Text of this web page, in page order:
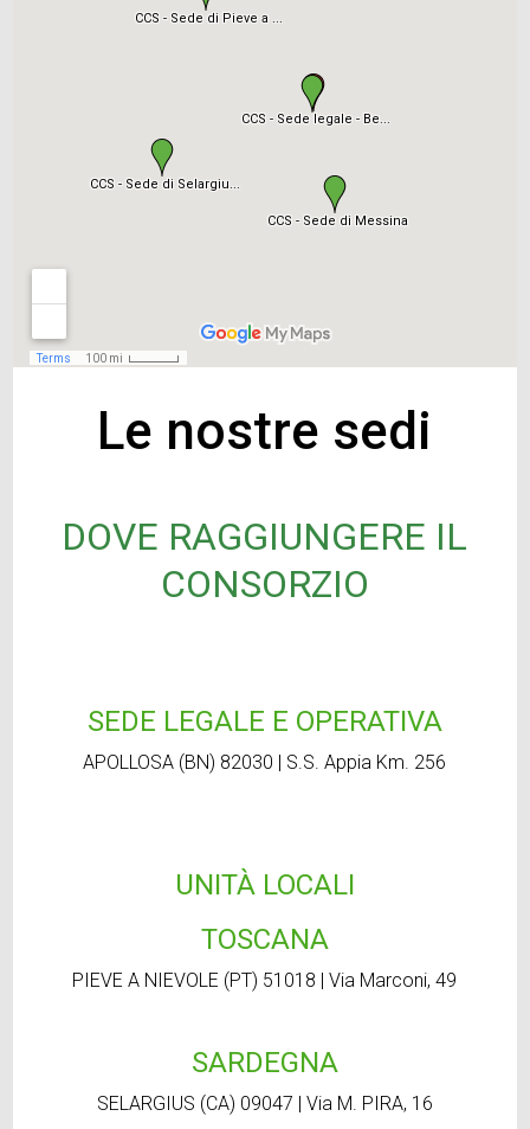
Le nostre sedi
DOVE RAGGIUNGERE IL
CONSORZIO
SEDE LEGALE E OPERATIVA
APOLLOSA (BN) 82030 | S.S. Appia Km. 256
UNITÀ LOCALI
TOSCANA
PIEVE A NIEVOLE (PT) 51018 | Via Marconi, 49
SARDEGNA
SELARGIUS (CA) 09047 | Via M. PIRA, 16